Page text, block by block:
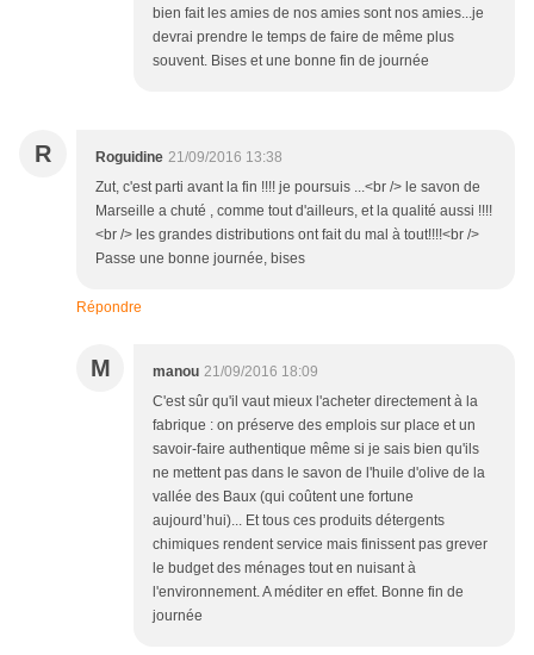
bien fait les amies de nos amies sont nos amies...je
devrai prendre le temps de faire de même plus
souvent. Bises et une bonne fin de journée
R Roguidine 21/09/2016 13:38
Zut, c'est parti avant la fin !!!! je poursuis ...<br /> le savon de
Marseille a chuté , comme tout d'ailleurs, et la qualité aussi !!!!
<br /> les grandes distributions ont fait du mal à tout!!!!<br />
Passe une bonne journée, bises
Répondre
M manou 21/09/2016 18:09
C'est sûr qu'il vaut mieux l'acheter directement à la
fabrique : on préserve des emplois sur place et un
savoir-faire authentique même si je sais bien qu'ils
ne mettent pas dans le savon de l'huile d'olive de la
vallée des Baux (qui coûtent une fortune
aujourd’hui)... Et tous ces produits détergents
chimiques rendent service mais finissent pas grever
le budget des ménages tout en nuisant à
l'environnement. A méditer en effet. Bonne fin de
journée